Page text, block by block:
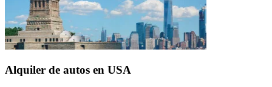
Alquiler de autos en USA